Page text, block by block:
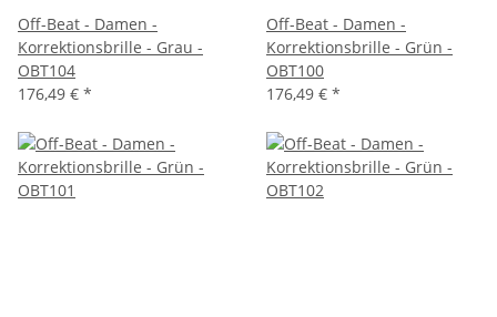
Off-Beat - Damen -
Korrektionsbrille - Grau -
OBT104
176,49 € *
Off-Beat - Damen -
Korrektionsbrille - Grün -
OBT100
176,49 € *